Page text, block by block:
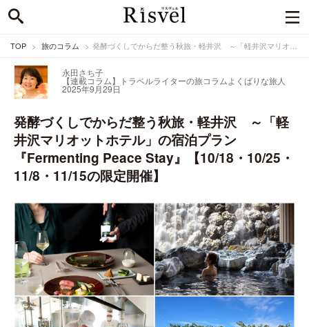
TOP 旅のコラム 発酵づくしでからだ整う秋旅・軽井沢 ～「軽井沢マリオットホテル」の宿泊プラン『Fermenting Peace Stay』【10/18・10/25・11/8・11/15の限定開催】
永田さち子
【連載コラム】トラベルライターの旅コラムよくばりな旅人
2025年9月29日
発酵づくしでからだ整う秋旅・軽井沢 ～「軽
井沢マリオットホテル」の宿泊プラン
『Fermenting Peace Stay』【10/18・10/25・
11/8・11/15の限定開催】